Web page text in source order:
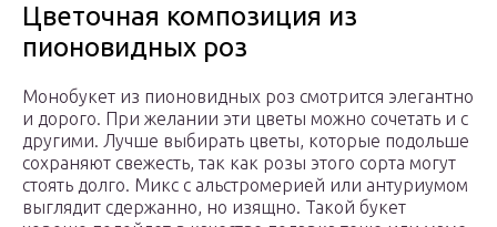
Цветочная композиция из
пионовидных роз
Монобукет из пионовидных роз смотрится элегантно
и дорого. При желании эти цветы можно сочетать и с
другими. Лучше выбирать цветы, которые подольше
сохраняют свежесть, так как розы этого сорта могут
стоять долго. Микс с альстромерией или антуриумом
выглядит сдержанно, но изящно. Такой букет